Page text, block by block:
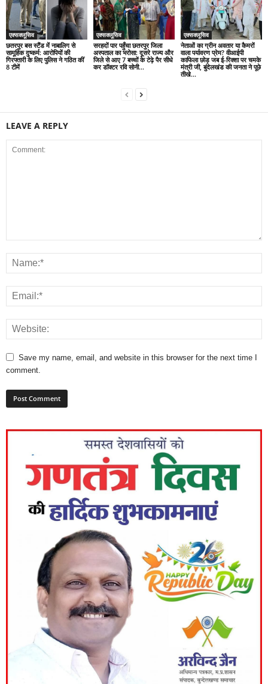
एक्सक्लूसिव
छतरपुर बस स्टैंड में नाबालिग से
सामूहिक दुष्कर्म: आरोपियों की
गिरफ्तारी के लिए पुलिस ने गठित कीं
8 टीमें
एक्सक्लूसिव
सरहदों पार पहुँचा छतरपुर जिला
अस्पताल का भरोसा: दूसरे राज्य और
जिले से आए 7 बच्चों के टेढ़े पैर सीधे
कर डॉक्टर रवि सोनी...
एक्सक्लूसिव
नेताओं का ग्रीन अवतार या कैमरों
वाला पर्यावरण प्रेम? वीआईपी
काफिला छोड़ जब ई-रिक्शा पर चमके
मंत्री जी, बुंदेलखंड की जनता ने पूछे
तीखे...
LEAVE A REPLY
Save my name, email, and website in this browser for the next time I
comment.